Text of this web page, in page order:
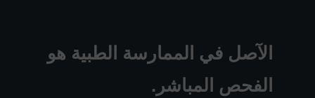
الآصل في الممارسة الطبية هو
الفحص المباشر.